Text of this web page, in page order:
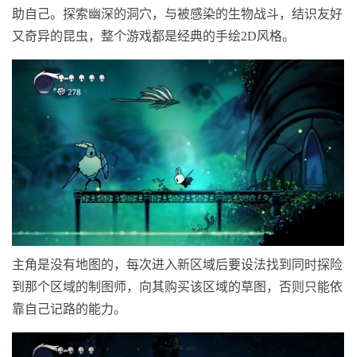
助自己。探索幽深的洞穴，与被感染的生物战斗，结识友好
又奇异的昆虫，整个游戏都是经典的手绘2D风格。
主角是没有地图的，每次进入新区域后要设法找到同时探险
到那个区域的制图师，向其购买该区域的草图，否则只能依
靠自己记路的能力。